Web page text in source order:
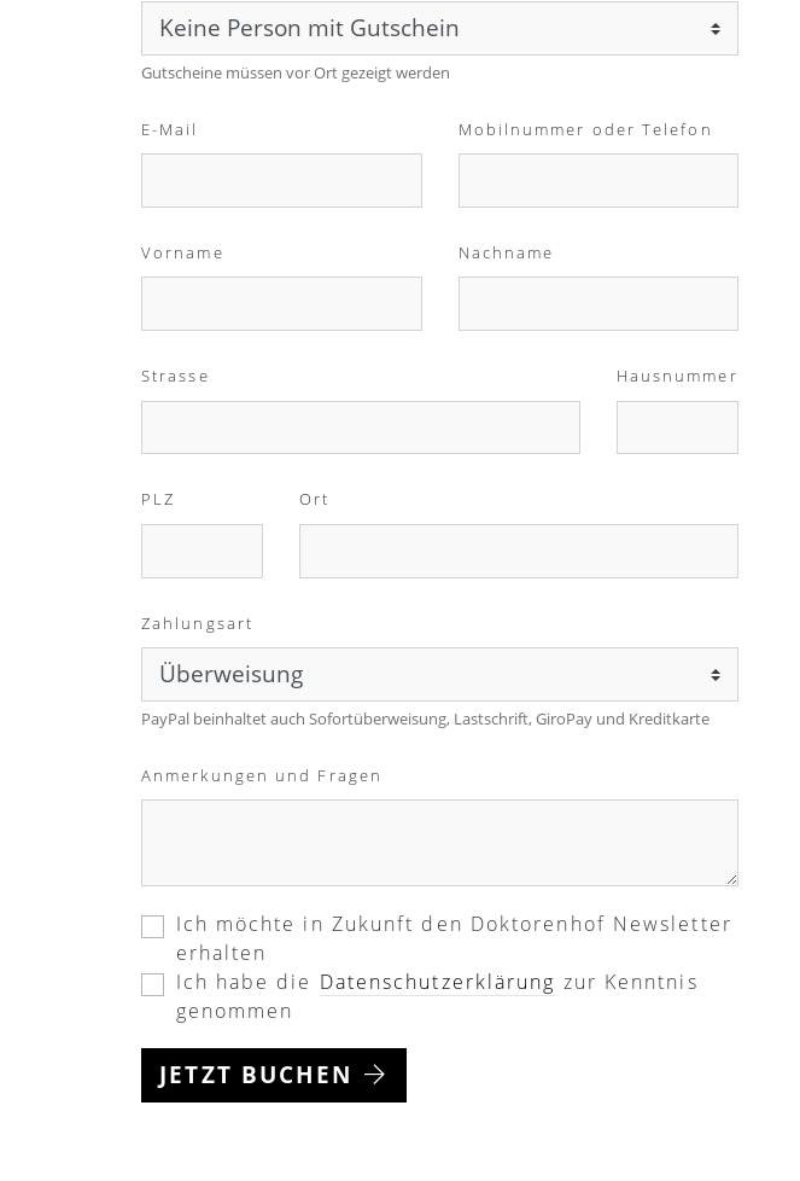
Gutscheine müssen vor Ort gezeigt werden
E-Mail Mobilnummer oder Telefon
Vorname Nachname
Strasse Hausnummer
PLZ Ort
Zahlungsart
PayPal beinhaltet auch Sofortüberweisung, Lastschrift, GiroPay und Kreditkarte
Anmerkungen und Fragen
Ich möchte in Zukunft den Doktorenhof Newsletter
erhalten
Ich habe die Datenschutzerklärung zur Kenntnis
genommen
JETZT BUCHEN